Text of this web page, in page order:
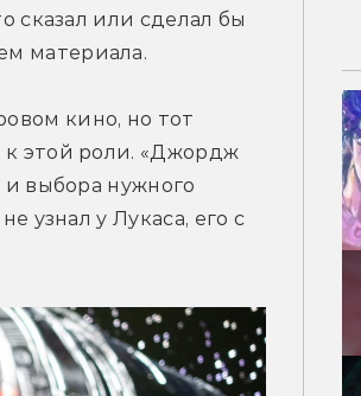
сказал или сделал бы
материала.
кино, но тот
к этой роли. «Джордж
и выбора нужного
узнал у Лукаса, его с